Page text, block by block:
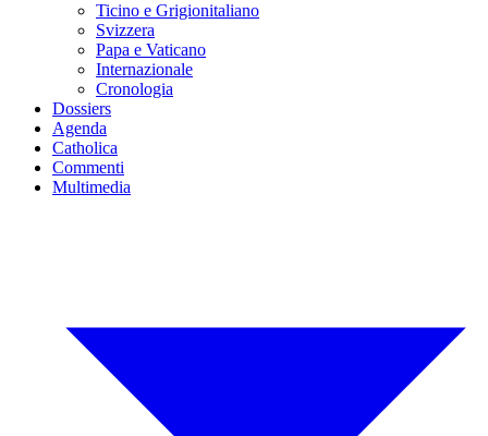
Ticino e Grigionitaliano
Svizzera
Papa e Vaticano
Internazionale
Cronologia
Dossiers
Agenda
Catholica
Commenti
Multimedia